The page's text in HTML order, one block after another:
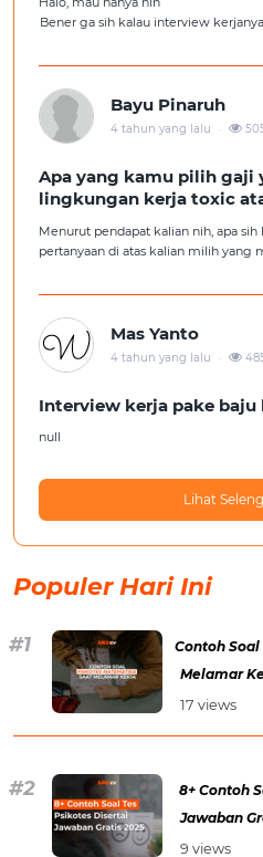
Bener ga sih kalau interview
Tolong pencerahannya dong kakak-
Bayu Pinaruh
4 tahun yang lalu .
Apa yang kamu pilih gaji
lingkungan kerja toxic
Menurut pendapat kalian nih, apa
pertanyaan di atas kalian milih yang
Mas Yanto
4 tahun yang lalu .
Interview kerja pake baju
null
Lihat
Populer Hari Ini
Contoh
Melamar
17 views
8+ Contoh
Jawaban
9 views